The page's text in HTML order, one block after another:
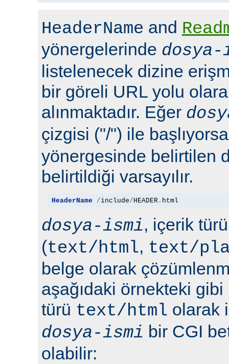
HeaderName and
yönergelerinde
listelenecek dizine
bir göreli URL yolu
alınmaktadır. Eğer
çizgisi ("/") ile
yönergesinde belirtilen
belirtildiği varsayılır.
HeaderName /include/ HEADER. html
dosya-ismi, içerik
(text/html, text/
belge olarak
aşağıdaki örnekteki
türü text/html olarak
dosya-ismi bir CGI
olabilir: